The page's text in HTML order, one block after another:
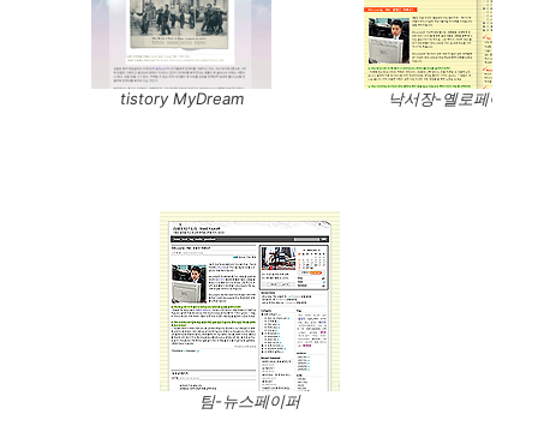
tistory MyDream 낙서장-옐로페이퍼
팀-뉴스페이퍼